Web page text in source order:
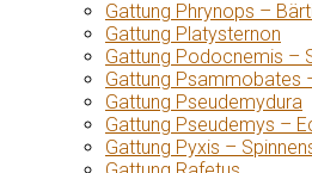
Gattung Phrynops –
Gattung Platysternon
Gattung Podocnemis –
Gattung Psammobates
Gattung Pseudemydura
Gattung Pseudemys –
Gattung Pyxis –